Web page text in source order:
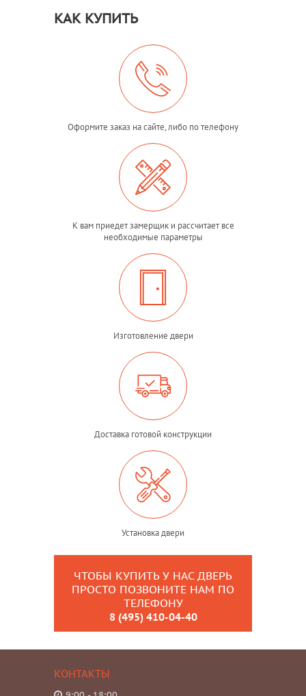
КАК КУПИТЬ
Оформите заказ на сайте, либо по телефону
К вам приедет замерщик и рассчитает все
необходимые параметры
Изготовление двери
Доставка готовой конструкции
Установка двери
ЧТОБЫ КУПИТЬ У НАС ДВЕРЬ
ПРОСТО ПОЗВОНИТЕ НАМ ПО
ТЕЛЕФОНУ
8 (495) 410-04-40
КОНТАКТЫ